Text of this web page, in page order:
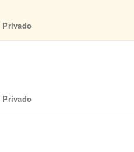
Privado
Privado